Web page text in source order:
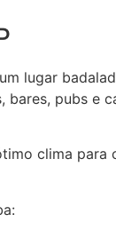
lugar
bares, pubs e
clima